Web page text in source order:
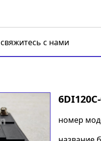
свяжитесь с нами
номер